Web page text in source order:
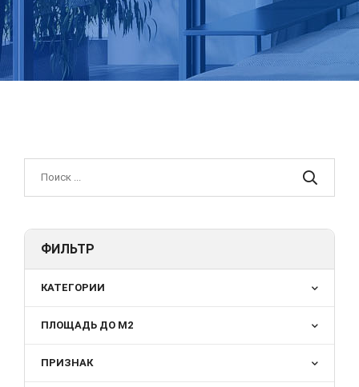
ФИЛЬТР
КАТЕГОРИИ
ПЛОЩАДЬ ДО М2
ПРИЗНАК